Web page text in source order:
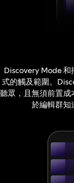
Discovery Mode
式的觸及範圍。
聽眾，且無須前置
於編輯群知